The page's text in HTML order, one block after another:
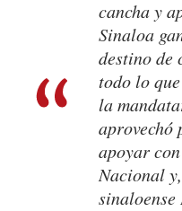
cancha y
Sinaloa
destino de
todo lo
la
aprovechó
apoyar
Nacional
sinaloense